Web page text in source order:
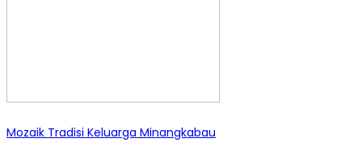
Mozaik Tradisi Keluarga Minangkabau